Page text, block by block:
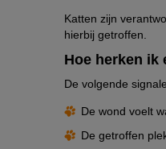
Katten zijn
hierbij getroffen.
Hoe herken ik
De volgende
De wond voelt
De getroffen